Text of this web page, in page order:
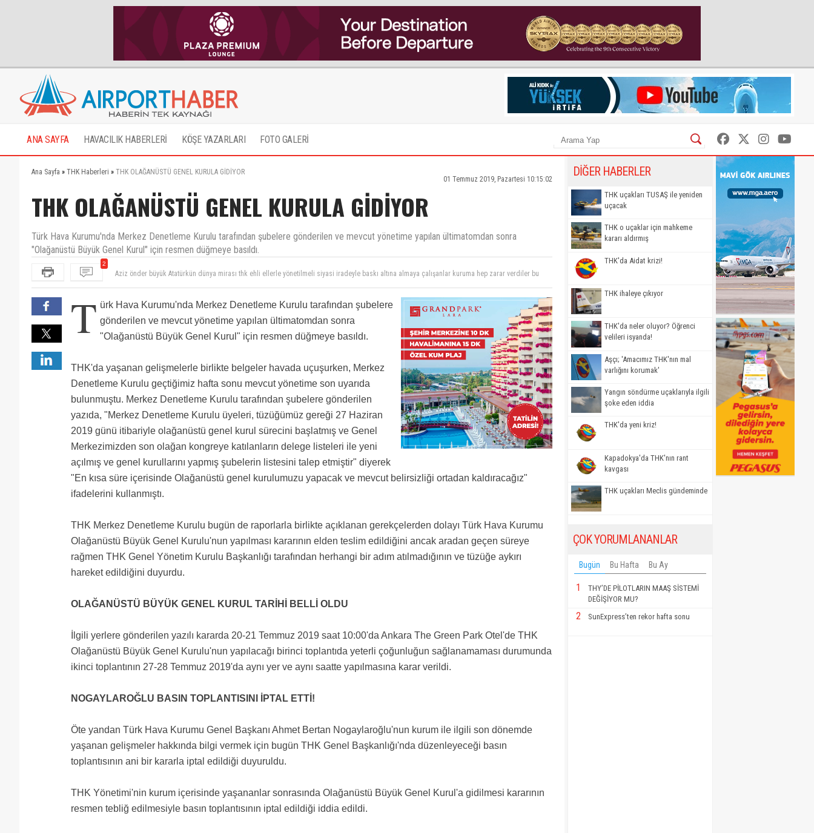
ANA SAYFA HAVACILIK HABERLERİ KÖŞE YAZARLARI FOTO GALERİ
Ana Sayfa » THK Haberleri » THK OLAĞANÜSTÜ GENEL KURULA GİDİYOR
01 Temmuz 2019, Pazartesi 10:15:02
THK OLAĞANÜSTÜ GENEL KURULA GİDİYOR
Türk Hava Kurumu'nda Merkez Denetleme Kurulu tarafından şubelere gönderilen ve mevcut yönetime yapılan ültimatomdan sonra
"Olağanüstü Büyük Genel Kurul" için resmen düğmeye basıldı.
2
YÖNETİMİN FAALİYETLERİNİ DENETLEYEN DENETLEME KURULU BU YÖNETİMİ BAŞARISIZ BULUYORSA, NEDEN OLAĞAN GENEL KURUL
BULUNMUYOR. ORTADA BİR BAŞARISIZLIK VARSA BU SADECE 1 KİŞİNİN DEĞİL TÜM YÖNETİMİN BAŞARISIZLIĞIDIR.
yönetim hamaset edebiyatıyla yönetim zaafiyeti yaşatmış kuruma zarar vermiştir genel kurulda kurumu adil yönetecek yönetime teslim etmek
getekir.
T ürk Hava Kurumu'nda Merkez Denetleme Kurulu tarafından şubelere
gönderilen ve mevcut yönetime yapılan ültimatomdan sonra
"Olağanüstü Büyük Genel Kurul" için resmen düğmeye basıldı.
THK'da yaşanan gelişmelerle birlikte belgeler havada uçuşurken, Merkez
Denetleme Kurulu geçtiğimiz hafta sonu mevcut yönetime son uyarıda
bulunmuştu. Merkez Denetleme Kurulu tarafından şubelere gönderilen
yazıda, "Merkez Denetleme Kurulu üyeleri, tüzüğümüz gereği 27 Haziran
2019 günü itibariyle olağanüstü genel kurul sürecini başlatmış ve Genel
Merkezimizden son olağan kongreye katılanların delege listeleri ile yeni
açılmış ve genel kurullarını yapmış şubelerin listesini talep etmiştir" diyerek
"En kısa süre içerisinde Olağanüstü genel kurulumuzu yapacak ve mevcut belirsizliği ortadan kaldıracağız"
ifadelerini kullanmıştı.
THK Merkez Denetleme Kurulu bugün de raporlarla birlikte açıklanan gerekçelerden dolayı Türk Hava Kurumu
Olağanüstü Büyük Genel Kurulu'nun yapılması kararının elden teslim edildiğini ancak aradan geçen süreye
rağmen THK Genel Yönetim Kurulu Başkanlığı tarafından herhangi bir adım atılmadığının ve tüzüğe aykırı
hareket edildiğini duyurdu.
OLAĞANÜSTÜ BÜYÜK GENEL KURUL TARİHİ BELLİ OLDU
İlgili yerlere gönderilen yazılı kararda 20-21 Temmuz 2019 saat 10:00'da Ankara The Green Park Otel'de THK
Olağanüstü Büyük Genel Kurulu'nun yapılacağı birinci toplantıda yeterli çoğunluğun sağlanamaması durumunda
ikinci toplantının 27-28 Temmuz 2019'da aynı yer ve aynı saatte yapılmasına karar verildi.
NOGAYLAROĞLU BASIN TOPLANTISINI İPTAL ETTİ!
Öte yandan Türk Hava Kurumu Genel Başkanı Ahmet Bertan Nogaylaroğlu'nun kurum ile ilgili son dönemde
yaşanan gelişmeler hakkında bilgi vermek için bugün THK Genel Başkanlığı'nda düzenleyeceği basın
toplantısının ani bir kararla iptal edildiği duyuruldu.
THK Yönetimi'nin kurum içerisinde yaşananlar sonrasında Olağanüstü Büyük Genel Kurul'a gidilmesi kararının
resmen tebliğ edilmesiyle basın toplantısının iptal edildiği iddia edildi.
DİĞER HABERLER
THK uçakları TUSAŞ ile yeniden
uçacak
THK o uçaklar için mahkeme
kararı aldırmış
THK'da Aidat krizi!
THK ihaleye çıkıyor
THK'da neler oluyor? Öğrenci
velileri isyanda!
Aşçı; 'Amacımız THK'nın mal
varlığını korumak'
Yangın söndürme uçaklarıyla ilgili
şoke eden iddia
THK'da yeni kriz!
Kapadokya'da THK'nın rant
kavgası
THK uçakları Meclis gündeminde
ÇOK YORUMLANANLAR
Bugün Bu Hafta Bu Ay
1
THY’DE PİLOTLARIN MAAŞ SİSTEMİ
DEĞİŞİYOR MU?
2 SunExpress’ten rekor hafta sonu